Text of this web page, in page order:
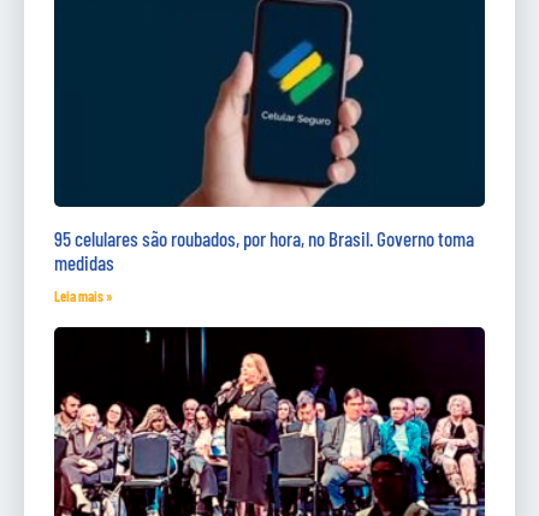
95 celulares são roubados, por hora, no Brasil. Governo toma
medidas
Leia mais »